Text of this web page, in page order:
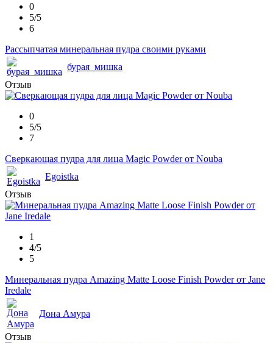
0
5/5
6
Рассыпчатая минеральная пудра своими руками
бурая_мишка
Отзыв
0
5/5
7
Сверкающая пудра для лица Magic Powder от Nouba
Egoistka
Отзыв
1
4/5
5
Минеральная пудра Amazing Matte Loose Finish Powder от Jane
Iredale
Дона Амура
Отзыв